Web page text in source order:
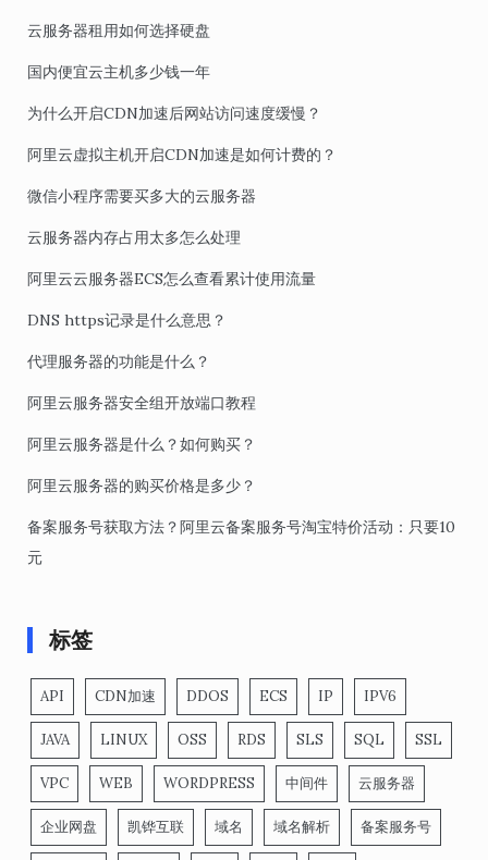
云服务器租用如何选择硬盘
国内便宜云主机多少钱一年
为什么开启CDN加速后网站访问速度缓慢？
阿里云虚拟主机开启CDN加速是如何计费的？
微信小程序需要买多大的云服务器
云服务器内存占用太多怎么处理
阿里云云服务器ECS怎么查看累计使用流量
DNS https记录是什么意思？
代理服务器的功能是什么？
阿里云服务器安全组开放端口教程
阿里云服务器是什么？如何购买？
阿里云服务器的购买价格是多少？
备案服务号获取方法？阿里云备案服务号淘宝特价活动：只要10
元
标签
API CDN加速 DDOS ECS IP IPV6
JAVA LINUX OSS RDS SLS SQL SSL
VPC WEB WORDPRESS 中间件 云服务器
企业网盘 凯铧互联 域名 域名解析 备案服务号